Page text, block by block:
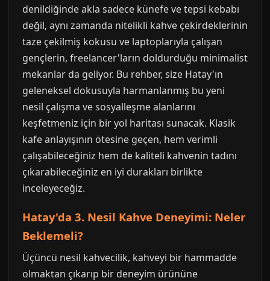
denildiğinde akla sadece künefe ve tepsi kebabı
değil, aynı zamanda nitelikli kahve çekirdeklerinin
taze çekilmiş kokusu ve laptoplarıyla çalışan
gençlerin, freelancer'ların doldurduğu minimalist
mekanlar da geliyor. Bu rehber, size Hatay'ın
geleneksel dokusuyla harmanlanmış bu yeni
nesil çalışma ve sosyalleşme alanlarını
keşfetmeniz için bir yol haritası sunacak. Klasik
kafe anlayışının ötesine geçen, hem verimli
çalışabileceğiniz hem de kaliteli kahvenin tadını
çıkarabileceğiniz en iyi durakları birlikte
inceleyeceğiz.
Hatay'da 3. Nesil Kahve Deneyimi: Neler
Beklemeli?
Üçüncü nesil kahvecilik, kahveyi bir hammadde
olmaktan çıkarıp bir deneyim ürününe